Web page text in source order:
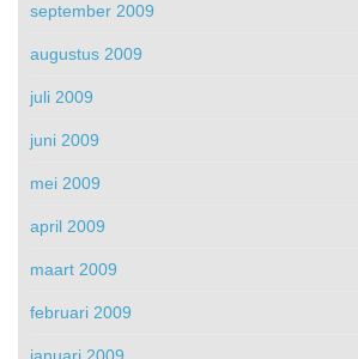
september 2009
augustus 2009
juli 2009
juni 2009
mei 2009
april 2009
maart 2009
februari 2009